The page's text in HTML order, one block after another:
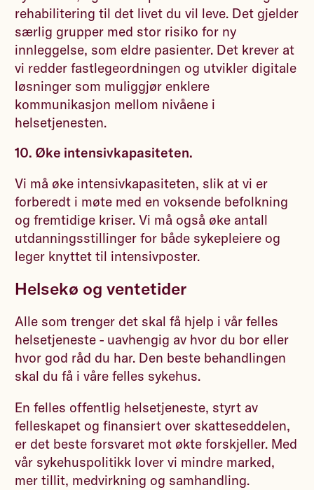
rehabilitering til det livet du vil leve. Det gjelder
særlig grupper med stor risiko for ny
innleggelse, som eldre pasienter. Det krever at
vi redder fastlegeordningen og utvikler digitale
løsninger som muliggjør enklere
kommunikasjon mellom nivåene i
helsetjenesten.
10. Øke intensivkapasiteten.
Vi må øke intensivkapasiteten, slik at vi er
forberedt i møte med en voksende befolkning
og fremtidige kriser. Vi må også øke antall
utdanningsstillinger for både sykepleiere og
leger knyttet til intensivposter.
Helsekø og ventetider
Alle som trenger det skal få hjelp i vår felles
helsetjeneste - uavhengig av hvor du bor eller
hvor god råd du har. Den beste behandlingen
skal du få i våre felles sykehus.
En felles offentlig helsetjeneste, styrt av
felleskapet og finansiert over skatteseddelen,
er det beste forsvaret mot økte forskjeller. Med
vår sykehuspolitikk lover vi mindre marked,
mer tillit, medvirkning og samhandling.